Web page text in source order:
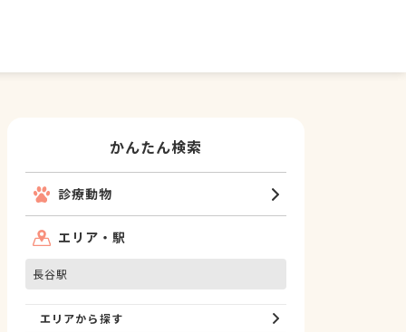
かんたん検索
診療動物
エリア・駅
長谷駅
エリアから探す